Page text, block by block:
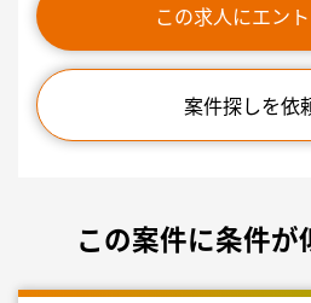
この求人にエン
案件探しを依
この案件に条件が